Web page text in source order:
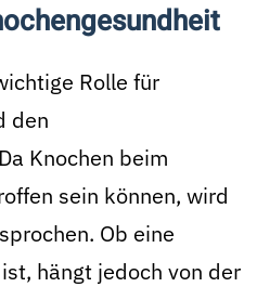
Rolle für
den
Knochen beim
sein können, wird
Ob eine
hängt jedoch von der